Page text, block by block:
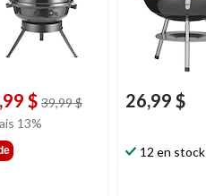
$ 39,99 $prix
13%
26,99 $
12 en stock